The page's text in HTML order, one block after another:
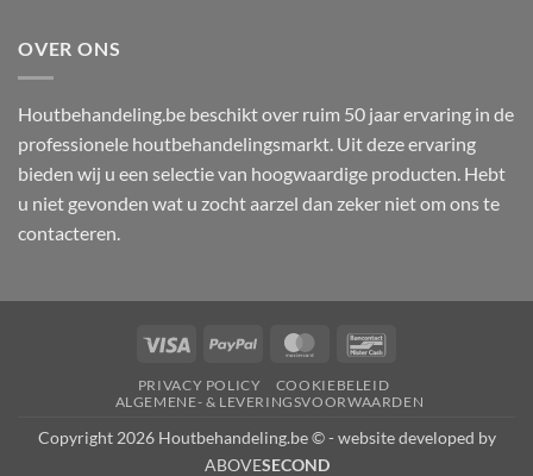
OVER ONS
Houtbehandeling.be beschikt over ruim 50 jaar ervaring in de
professionele houtbehandelingsmarkt. Uit deze ervaring
bieden wij u een selectie van hoogwaardige producten. Hebt
u niet gevonden wat u zocht aarzel dan zeker niet om ons te
contacteren.
Visa PayPal MasterCard
PRIVACY POLICY
COOKIEBELEID
ALGEMENE- & LEVERINGSVOORWAARDEN
Copyright 2026 Houtbehandeling.be © - website developed by
ABOVESECOND